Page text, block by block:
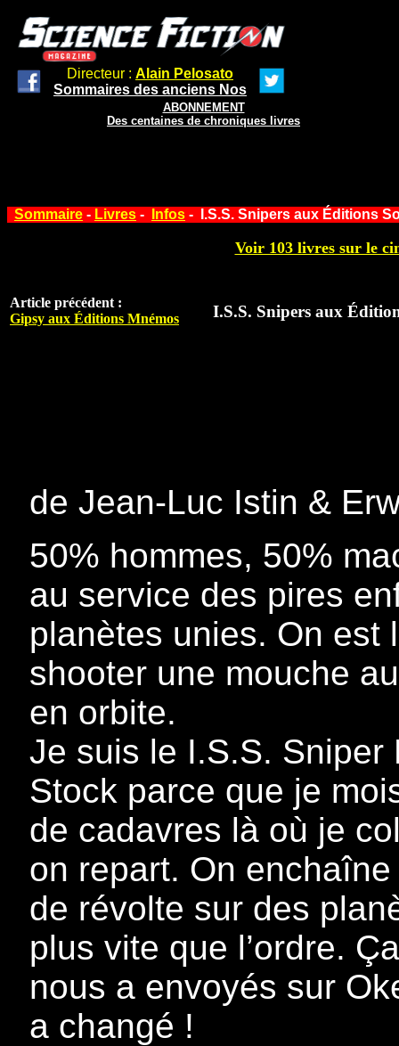
Directeur : Alain Pelosato
Sommaires des anciens Nos
ABONNEMENT
Des centaines de chroniques livres
Sommaire - Livres - Infos - I.S.S. Snipers aux Éditions
Voir 103 livres sur le
Article précédent :
Gipsy aux Éditions Mnémos
I.S.S. Snipers aux
de Jean-Luc Istin &
50% hommes, 50%
au service des pires
planètes unies. On est
shooter une mouche
en orbite.
Je suis le I.S.S. Sniper
Stock parce que je
de cadavres là où je
on repart. On
de révolte sur des
plus vite que l’ordre.
nous a envoyés sur
a changé !